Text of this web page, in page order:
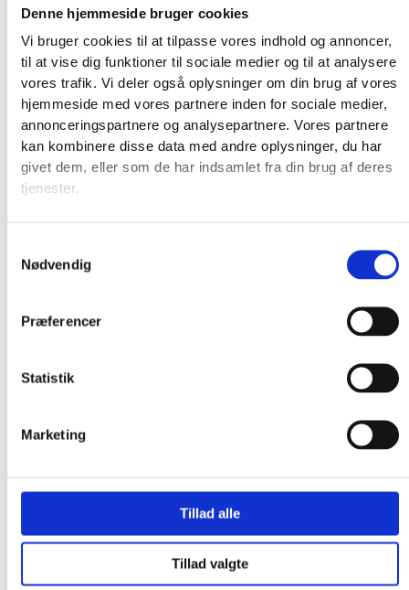
Denne hjemmeside bruger cookies
Vi bruger cookies til at tilpasse vores indhold og annoncer,
til at vise dig funktioner til sociale medier og til at analysere
vores trafik. Vi deler også oplysninger om din brug af vores
hjemmeside med vores partnere inden for sociale medier,
annonceringspartnere og analysepartnere. Vores partnere
kan kombinere disse data med andre oplysninger, du har
givet dem, eller som de har indsamlet fra din brug af deres
tjenester.
Nødvendig
Præferencer
Statistik
Marketing
Tillad alle
Tillad valgte
Broderkits